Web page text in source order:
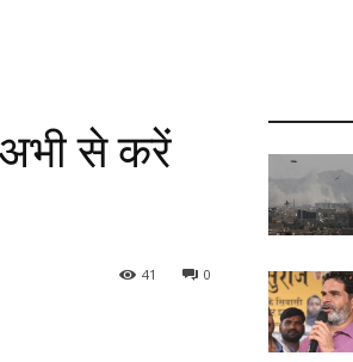
अभी से करें
0
41